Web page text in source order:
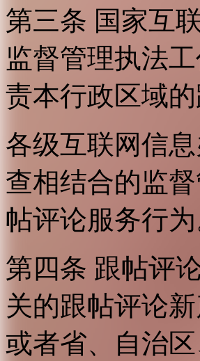
第三条 国家互
监督管理执法
责本行政区域
各级互联网信
查相结合的监
帖评论服务行为
第四条 跟帖评
关的跟帖评论
或者省、自治